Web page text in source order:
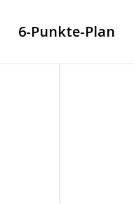
6-Punkte-Plan